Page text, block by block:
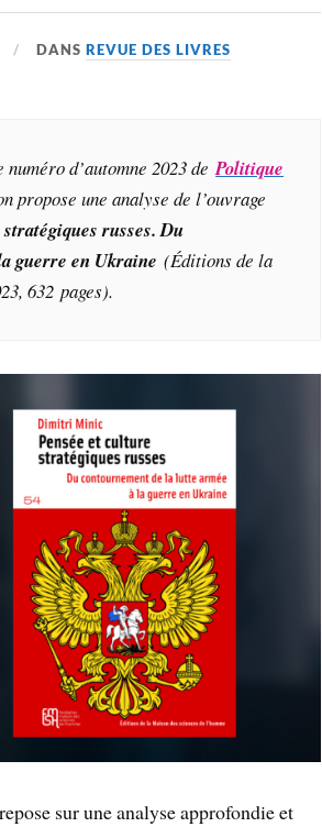
DANSREVUE DES LIVRES
d’automne 2023 dePolitique
propose une analyse de l’ouvrage
russes. Du
guerre en Ukraine (Éditions de la
632 pages).
sur une analyse approfondie et